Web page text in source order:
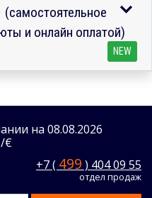
(самостоятельное
и онлайн оплатой)
NEW
на 08.08.2026
€
+7 ( 499 ) 404 09 55
отдел продаж